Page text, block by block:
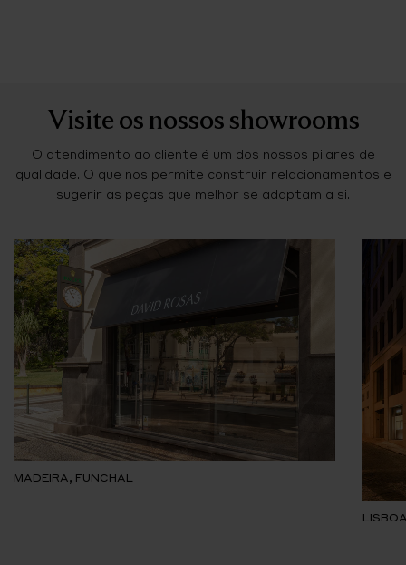
Visite os nossos showrooms
O atendimento ao cliente é um dos nossos pilares de
qualidade. O que nos permite construir relacionamentos e
sugerir as peças que melhor se adaptam a si.
MADEIRA, FUNCHAL